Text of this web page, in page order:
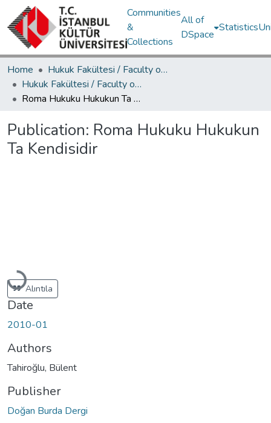
Communities
&
Collections
All of
DSpace
Statistics
Home
Hukuk Fakültesi / Faculty of Law
Hukuk Fakültesi / Faculty of Law
Roma Hukuku Hukukun Ta Kendisidir
Publication: Roma Hukuku Hukukun
Ta Kendisidir
Loading...Alıntıla
Date
2010-01
Authors
Tahiroğlu, Bülent
Publisher
Doğan Burda Dergi